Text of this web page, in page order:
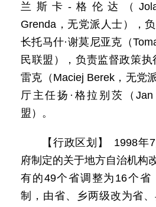
兰斯卡-格伦达（
Grenda，无党派人士），
长托马什·谢莫尼亚克（
民联盟），负责监督政策执
雷克（Maciej Berek，无党
厅主任扬·格拉别茨（
盟）。
【行政区划】 1998年
府制定的关于地方自治机构
有的49个省调整为16个省
制，由省、乡两级改为省